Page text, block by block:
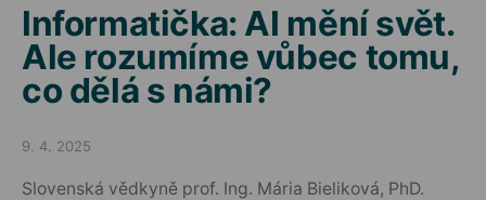
Informatička: AI mění svět.
Ale rozumíme vůbec tomu,
co dělá s námi?
Posted on
9. 4. 2025
Slovenská vědkyně prof. Ing. Mária Bieliková, PhD.